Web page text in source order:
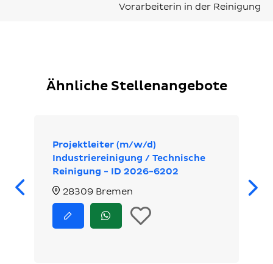
Vorarbeiterin in der Reinigung
Ähnliche Stellenangebote
Zurück
Projektleiter (m/w/d)
Industriereinigung / Technische
Reinigung - ID 2026-6202
28309 Bremen
bewerben
Jetzt
via
In